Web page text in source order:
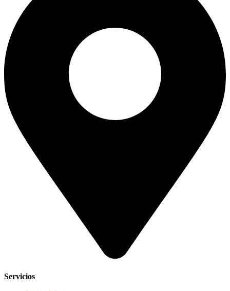
Servicios